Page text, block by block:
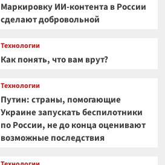
Маркировку ИИ-контента в России
сделают добровольной
Технологии
Как понять, что вам врут?
Технологии
Путин: страны, помогающие
Украине запускать беспилотники
по России, не до конца оценивают
возможные последствия